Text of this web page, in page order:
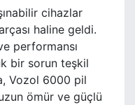
cihazlar
haline geldi.
performansı
bir sorun teşkil
Vozol 6000 pil
ömür ve güçlü